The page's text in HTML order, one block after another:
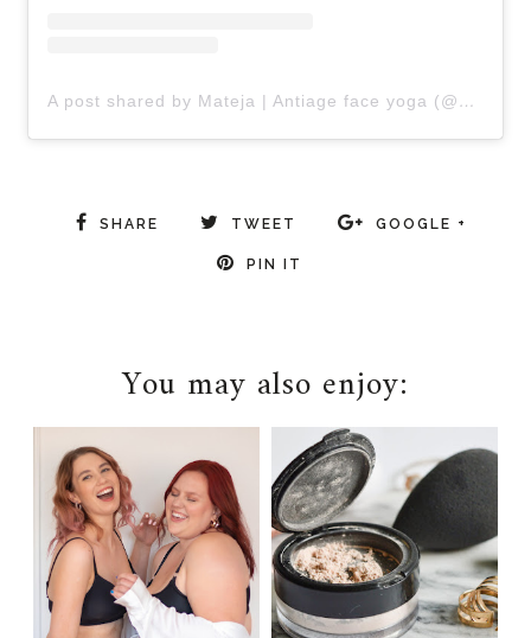
A post shared by Mateja | Antiage face yoga (@groovy.faceyoga)
SHARE TWEET GOOGLE +
PIN IT
You may also enjoy: